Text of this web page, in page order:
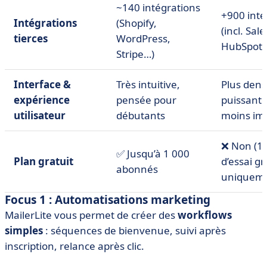
Intégrations
tierces
~140 intégrations
(Shopify,
WordPress,
Stripe…)
+900
(incl.
Interface &
expérience
utilisateur
Très intuitive,
pensée pour
débutants
Plus
moins
Plan gratuit
✅ Jusqu’à 1 000
abonnés
❌ Non
d’essai
Focus 1 : Automatisations marketing
MailerLite vous permet de créer desworkflows
simples : séquences de bienvenue, suivi après
inscription, relance après clic.